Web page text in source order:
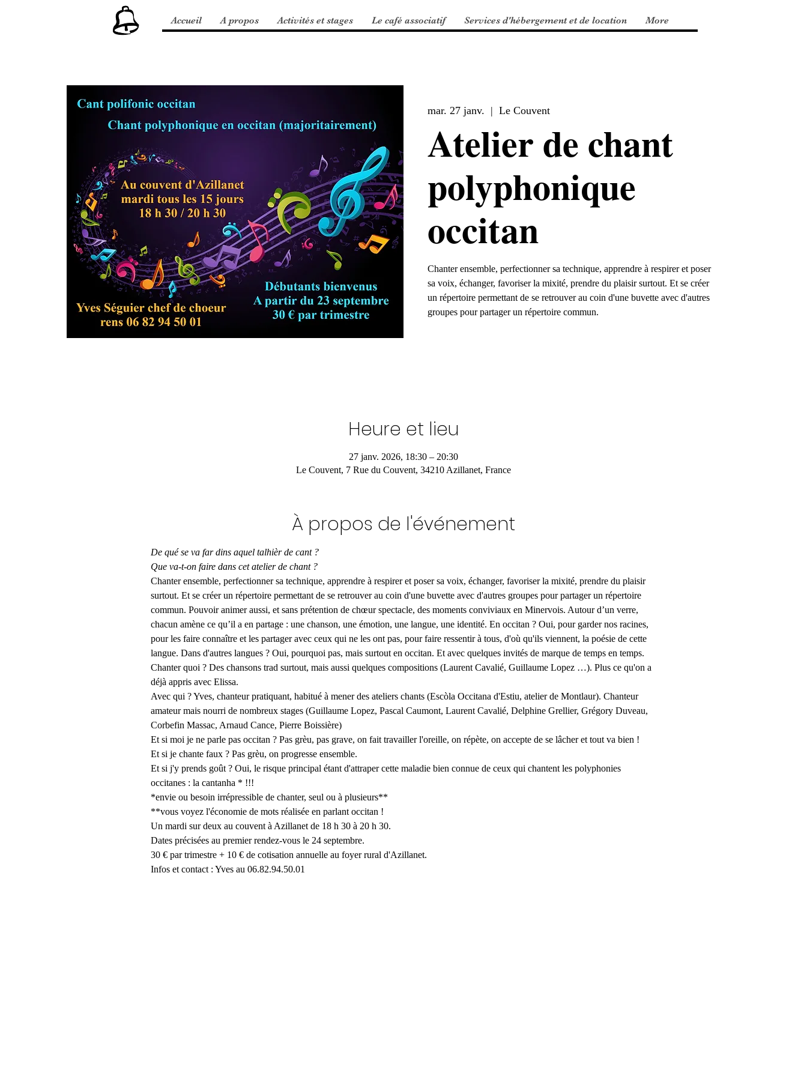
Accueil A propos Activités et stages Le café associatif Services d'hébergement et de location More
mar. 27 janv.
  |
Le Couvent
Atelier de chant
polyphonique
occitan
Chanter ensemble, perfectionner sa technique, apprendre à respirer et poser
sa voix, échanger, favoriser la mixité, prendre du plaisir surtout. Et se créer
un répertoire permettant de se retrouver au coin d'une buvette avec d'autres
groupes pour partager un répertoire commun.
Heure et lieu
27 janv. 2026, 18:30 – 20:30
Le Couvent, 7 Rue du Couvent, 34210 Azillanet, France
À propos de l'événement
De qué se va far dins aquel talhièr de cant ?
Que va-t-on faire dans cet atelier de chant ?
Chanter ensemble, perfectionner sa technique, apprendre à respirer et poser sa voix, échanger, favoriser la mixité, prendre du plaisir
surtout. Et se créer un répertoire permettant de se retrouver au coin d'une buvette avec d'autres groupes pour partager un répertoire
commun. Pouvoir animer aussi, et sans prétention de chœur spectacle, des moments conviviaux en Minervois. Autour d’un verre,
chacun amène ce qu’il a en partage : une chanson, une émotion, une langue, une identité. En occitan ? Oui, pour garder nos racines,
pour les faire connaître et les partager avec ceux qui ne les ont pas, pour faire ressentir à tous, d'où qu'ils viennent, la poésie de cette
langue. Dans d'autres langues ? Oui, pourquoi pas, mais surtout en occitan. Et avec quelques invités de marque de temps en temps.
Chanter quoi ? Des chansons trad surtout, mais aussi quelques compositions (Laurent Cavalié, Guillaume Lopez …). Plus ce qu'on a
déjà appris avec Elissa.
Avec qui ? Yves, chanteur pratiquant, habitué à mener des ateliers chants (Escòla Occitana d'Estiu, atelier de Montlaur). Chanteur
amateur mais nourri de nombreux stages (Guillaume Lopez, Pascal Caumont, Laurent Cavalié, Delphine Grellier, Grégory Duveau,
Corbefin Massac, Arnaud Cance, Pierre Boissière)
Et si moi je ne parle pas occitan ? Pas grèu, pas grave, on fait travailler l'oreille, on répète, on accepte de se lâcher et tout va bien !
Et si je chante faux ? Pas grèu, on progresse ensemble.
Et si j'y prends goût ? Oui, le risque principal étant d'attraper cette maladie bien connue de ceux qui chantent les polyphonies
occitanes : la cantanha * !!!
*envie ou besoin irrépressible de chanter, seul ou à plusieurs**
**vous voyez l'économie de mots réalisée en parlant occitan !
Un mardi sur deux au couvent à Azillanet de 18 h 30 à 20 h 30.
Dates précisées au premier rendez-vous le 24 septembre.
30 € par trimestre + 10 € de cotisation annuelle au foyer rural d'Azillanet.
Infos et contact : Yves au 06.82.94.50.01